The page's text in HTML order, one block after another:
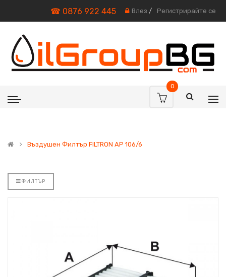
☎ 0876 922 445 Влез / Регистрирайте се
0
Въздушен Филтър FILTRON AP 106/6
ФИЛТЪР